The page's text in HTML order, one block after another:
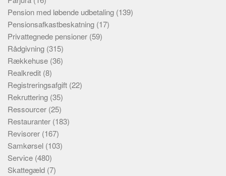
Pension med løbende udbetaling (139)
Pensionsafkastbeskatning (17)
Privattegnede pensioner (59)
Rådgivning (315)
Rækkehuse (36)
Realkredit (8)
Registreringsafgift (22)
Rekruttering (35)
Ressourcer (25)
Restauranter (183)
Revisorer (167)
Samkørsel (103)
Service (480)
Skattegæld (7)